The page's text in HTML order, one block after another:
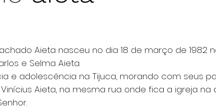
Aieta nasceu no dia 18 de março de 1982
e Selma Aieta.
e adolescência na Tijuca, morando com seus
Aieta, na mesma rua onde fica a igreja na